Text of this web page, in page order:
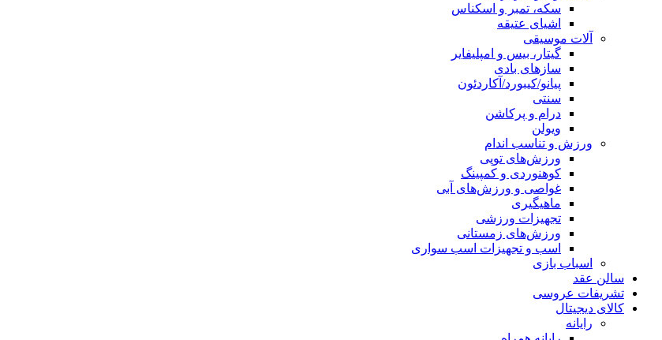
سکه، تمبر و اسکناس
اشیای عتیقه
آلات موسیقی
گیتار، بیس و امپلیفایر
سازهای بادی
پیانو/کیبورد/آکاردئون
سنتی
درام و پرکاشن
ویولن
ورزش و تناسب اندام
ورزش‌های توپی
کوهنوردی و کمپینگ
غواصی و ورزش‌های آبی
ماهیگیری
تجهیزات ورزشی
ورزش‌های زمستانی
اسب و تجهیزات اسب سواری
اسباب‌ بازی
سالن عقد
تشریفات عروسی
کالای دیجیتال
رایانه